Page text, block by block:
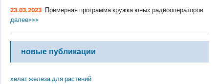
23.03.2023 Примерная программа кружка юных радиооператоров
далее>>>
новые публикации
хелат железа для растений